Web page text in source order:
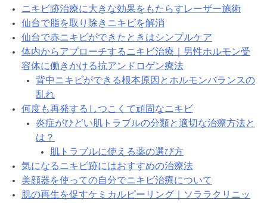
ニキビ跡治療に大きな効果をもたらすレーザー施術
仙台で脂を取り除きニキビを解消
仙台で赤ニキビができたときはシンプルケア
体内からアプローチするニキビ治療｜男性ホルモン受
容体に働きかける抗アンドロゲン療法
背中ニキビができる根本原因とホルモンバランスの
乱れ
何度も再発するしつこくて頑固なニキビ
炎症がひどい肌トラブルの分類と適切な治療方法と
は？
肌トラブルに使える薬の選び方
気になるニキビ跡にはおすすめの治療法
美顔器を使っての自分でニキビ治療について
肌の再生を促すケミカルピーリング｜ソララクリニッ